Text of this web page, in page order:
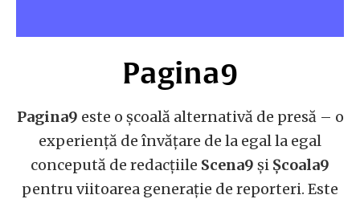
Pagina9
Pagina9 este o școală alternativă de presă – o
experiență de învățare de la egal la egal
concepută de redacțiile Scena9 și Școala9
pentru viitoarea generație de reporteri. Este